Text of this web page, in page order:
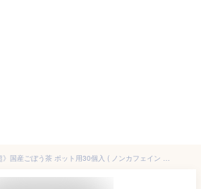
《レビュー4,300件超》国産ごぼう茶 ポット用30個入 ( ノンカフェイン カフェインレス ゴボウ茶 香ばしい 皮付きごぼう 直火焙煎 食物繊維 健康飲料 健康茶 お茶 ティーバッグ ティーパック 送料無料 ティーライフ )